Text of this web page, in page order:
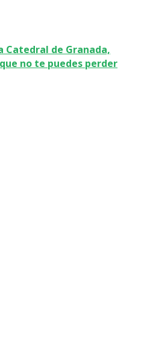
Catedral de Granada,
no te puedes perder